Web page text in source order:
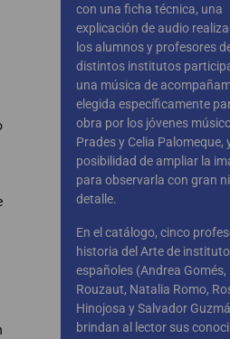
con una ficha técnica, una
explicación de audio
los alumnos y profesores
distintos institutos
una música de
elegida específicamente
obra por los jóvenes
Prades y Celia Palomeque,
posibilidad de ampliar la
para observarla con gran
detalle.
En el catálogo, cinco
historia del Arte de
españoles (Andrea Gomés,
Rouzaut, Natalia Romo,
Hinojosa y Salvador
brindan al lector sus